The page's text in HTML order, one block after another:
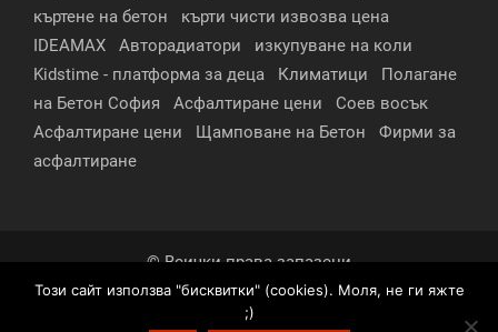
къртене на бетон
кърти чисти извозва цена
IDEAMAX
Авторадиатори
изкупуване на коли
Kidstime - платформа за деца
Климатици
Полагане
на Бетон София
Асфалтиране цени
Соев восък
Асфалтиране цени
Щамповане на Бетон
Фирми за
асфалтиране
© Всички права запазени
За нас
Контакти Реклама
Партньори
Този сайт използва "бисквитки" (cookies). Моля, не ги яжте
;)